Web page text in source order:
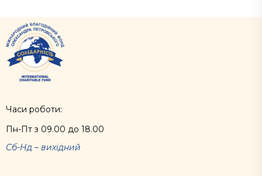
Часи роботи:
Пн-Пт з 09.00 до 18.00
Сб-Нд – вихідний